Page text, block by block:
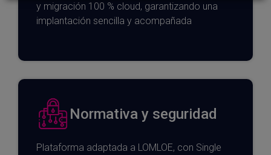
y migración 100 % cloud, garantizando una
implantación sencilla y acompañada
Normativa y seguridad
Plataforma adaptada a LOMLOE, con Single